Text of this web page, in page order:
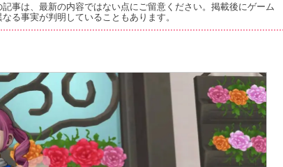
事は、最新の内容ではない点にご留意ください。掲載後にゲーム
る事実が判明していることもあります。